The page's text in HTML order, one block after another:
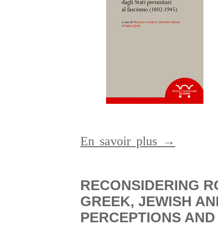
En savoir plus →
RECONSIDERING
GREEK, JEWISH
PERCEPTIONS